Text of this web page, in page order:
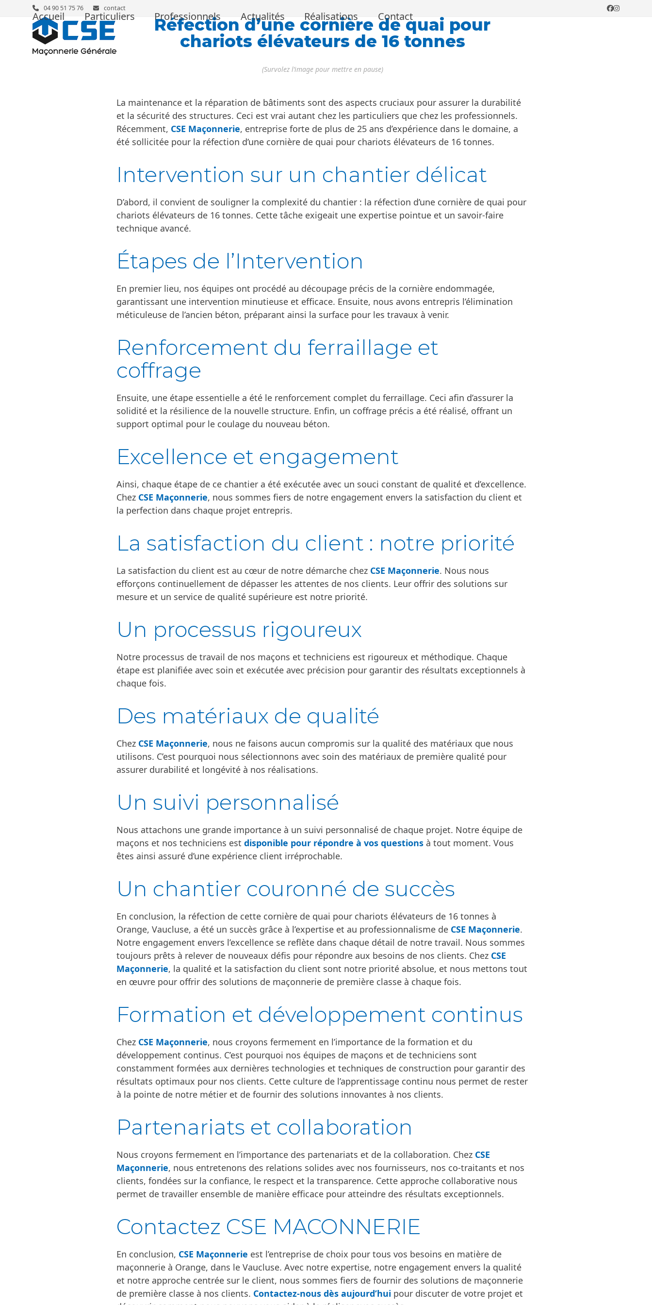
04 90 51 75 76 contact Facebook
Instagram
Accueil Particuliers Professionnels Actualités Réalisations Contact
Réfection d’une cornière de quai pour
chariots élévateurs de 16 tonnes
(Survolez l’image pour mettre en pause)
La maintenance et la réparation de bâtiments sont des aspects cruciaux pour assurer la durabilité
et la sécurité des structures. Ceci est vrai autant chez les particuliers que chez les professionnels.
Récemment, CSE Maçonnerie, entreprise forte de plus de 25 ans d’expérience dans le domaine, a
été sollicitée pour la réfection d’une cornière de quai pour chariots élévateurs de 16 tonnes.
Intervention sur un chantier délicat
D’abord, il convient de souligner la complexité du chantier : la réfection d’une cornière de quai pour
chariots élévateurs de 16 tonnes. Cette tâche exigeait une expertise pointue et un savoir-faire
technique avancé.
Étapes de l’Intervention
En premier lieu, nos équipes ont procédé au découpage précis de la cornière endommagée,
garantissant une intervention minutieuse et efficace. Ensuite, nous avons entrepris l’élimination
méticuleuse de l’ancien béton, préparant ainsi la surface pour les travaux à venir.
Renforcement du ferraillage et
coffrage
Ensuite, une étape essentielle a été le renforcement complet du ferraillage. Ceci afin d’assurer la
solidité et la résilience de la nouvelle structure. Enfin, un coffrage précis a été réalisé, offrant un
support optimal pour le coulage du nouveau béton.
Excellence et engagement
Ainsi, chaque étape de ce chantier a été exécutée avec un souci constant de qualité et d’excellence.
Chez CSE Maçonnerie, nous sommes fiers de notre engagement envers la satisfaction du client et
la perfection dans chaque projet entrepris.
La satisfaction du client : notre priorité
La satisfaction du client est au cœur de notre démarche chez CSE Maçonnerie. Nous nous
efforçons continuellement de dépasser les attentes de nos clients. Leur offrir des solutions sur
mesure et un service de qualité supérieure est notre priorité.
Un processus rigoureux
Notre processus de travail de nos maçons et techniciens est rigoureux et méthodique. Chaque
étape est planifiée avec soin et exécutée avec précision pour garantir des résultats exceptionnels à
chaque fois.
Des matériaux de qualité
Chez CSE Maçonnerie, nous ne faisons aucun compromis sur la qualité des matériaux que nous
utilisons. C’est pourquoi nous sélectionnons avec soin des matériaux de première qualité pour
assurer durabilité et longévité à nos réalisations.
Un suivi personnalisé
Nous attachons une grande importance à un suivi personnalisé de chaque projet. Notre équipe de
maçons et nos techniciens estdisponible pour répondre à vos questions à tout moment. Vous
êtes ainsi assuré d’une expérience client irréprochable.
Un chantier couronné de succès
En conclusion, la réfection de cette cornière de quai pour chariots élévateurs de 16 tonnes à
Orange, Vaucluse, a été un succès grâce à l’expertise et au professionnalisme de CSE Maçonnerie.
Notre engagement envers l’excellence se reflète dans chaque détail de notre travail. Nous sommes
toujours prêts à relever de nouveaux défis pour répondre aux besoins de nos clients. Chez CSE
Maçonnerie, la qualité et la satisfaction du client sont notre priorité absolue, et nous mettons tout
en œuvre pour offrir des solutions de maçonnerie de première classe à chaque fois.
Formation et développement continus
Chez CSE Maçonnerie, nous croyons fermement en l’importance de la formation et du
développement continus. C’est pourquoi nos équipes de maçons et de techniciens sont
constamment formées aux dernières technologies et techniques de construction pour garantir des
résultats optimaux pour nos clients. Cette culture de l’apprentissage continu nous permet de rester
à la pointe de notre métier et de fournir des solutions innovantes à nos clients.
Partenariats et collaboration
Nous croyons fermement en l’importance des partenariats et de la collaboration. Chez CSE
Maçonnerie, nous entretenons des relations solides avec nos fournisseurs, nos co-traitants et nos
clients, fondées sur la confiance, le respect et la transparence. Cette approche collaborative nous
permet de travailler ensemble de manière efficace pour atteindre des résultats exceptionnels.
Contactez CSE MACONNERIE
En conclusion, CSE Maçonnerie est l’entreprise de choix pour tous vos besoins en matière de
maçonnerie à Orange, dans le Vaucluse. Avec notre expertise, notre engagement envers la qualité
et notre approche centrée sur le client, nous sommes fiers de fournir des solutions de maçonnerie
de première classe à nos clients. Contactez-nous dès aujourd’hui pour discuter de votre projet et